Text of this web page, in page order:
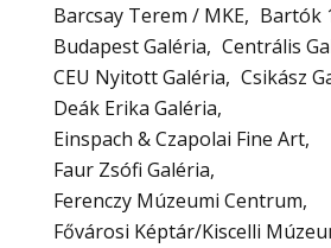
Barcsay Terem / MKE
Bartók
Budapest Galéria
Centrális
CEU Nyitott Galéria
Csikász
Deák Erika Galéria
Einspach & Czapolai Fine Art
Faur Zsófi Galéria
Ferenczy Múzeumi Centrum
Fővárosi Képtár/Kiscelli